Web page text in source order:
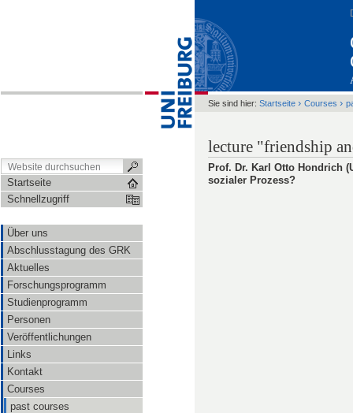
Startseite
Schnellzugriff
Über uns
Abschlusstagung des GRK
Aktuelles
Forschungsprogramm
Studienprogramm
Personen
Veröffentlichungen
Links
Kontakt
Courses
past courses
Sie sind hier: Startseite › Courses ›
lecture "friendship
Prof. Dr. Karl Otto Hondrich
sozialer Prozess?